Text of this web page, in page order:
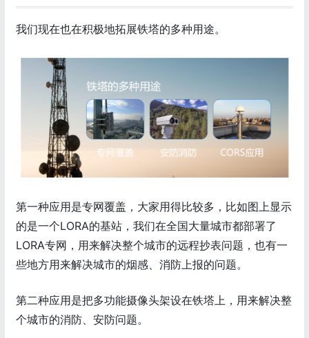
我们现在也在积极地拓展铁塔的多种用途。
第一种应用是专网覆盖，大家用得比较多，比如图上显示
的是一个LORA的基站，我们在全国大量城市都部署了
LORA专网，用来解决整个城市的远程抄表问题，也有一
些地方用来解决城市的烟感、消防上报的问题。
第二种应用是把多功能摄像头架设在铁塔上，用来解决整
个城市的消防、安防问题。